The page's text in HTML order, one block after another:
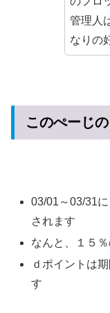
管理人
なりの
このぺーじ
03/01～03/31
されます
なんと、１５
ｄポイントは
す